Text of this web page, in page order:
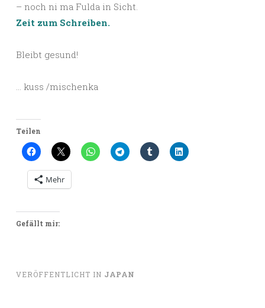
– noch ni ma Fulda in Sicht.
Zeit zum Schreiben.
Bleibt gesund!
… kuss /mischenka
Teilen
Mehr
Gefällt mir:
VERÖFFENTLICHT IN JAPAN